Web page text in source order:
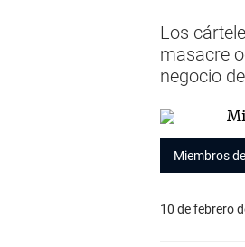
Los
masacre
negocio
Miembros
10 de febrero